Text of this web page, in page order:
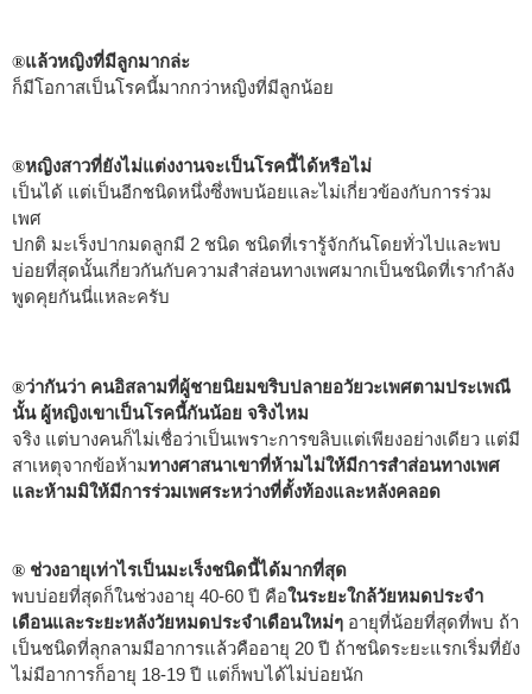
®แล้วหญิงที่มีลูกมากล่ะ
ก็มีโอกาสเป็นโรคนี้มากกว่าหญิงที่มีลูกน้อย
®หญิงสาวที่ยังไม่แต่งงานจะเป็นโรคนี้ได้หรือไม่
เป็นได้ แต่เป็นอีกชนิดหนึ่งซึ่งพบน้อยและไม่เกี่ยวข้องกับการร่วม
เพศ
ปกติ มะเร็งปากมดลูกมี 2 ชนิด ชนิดที่เรารู้จักกันโดยทั่วไปและพบ
บ่อยที่สุดนั้นเกี่ยวกันกับความสำส่อนทางเพศมากเป็นชนิดที่เรากำลัง
พูดคุยกันนี่แหละครับ
®ว่ากันว่า คนอิสลามที่ผู้ชายนิยมขริบปลายอวัยวะเพศตามประเพณี
นั้น ผู้หญิงเขาเป็นโรคนี้กันน้อย จริงไหม
จริง แต่บางคนก็ไม่เชื่อว่าเป็นเพราะการขลิบแต่เพียงอย่างเดียว แต่มี
สาเหตุจากข้อห้ามทางศาสนาเขาที่ห้ามไม่ให้มีการสำส่อนทางเพศ
และห้ามมิให้มีการร่วมเพศระหว่างที่ตั้งท้องและหลังคลอด
® ช่วงอายุเท่าไรเป็นมะเร็งชนิดนี้ได้มากที่สุด
พบบ่อยที่สุดก็ในช่วงอายุ 40-60 ปี คือในระยะใกล้วัยหมดประจำ
เดือนและระยะหลังวัยหมดประจำเดือนใหม่ๆ อายุที่น้อยที่สุดที่พบ ถ้า
เป็นชนิดที่ลุกลามมีอาการแล้วคืออายุ 20 ปี ถ้าชนิดระยะแรกเริ่มที่ยัง
ไม่มีอาการก็อายุ 18-19 ปี แต่ก็พบได้ไม่บ่อยนัก